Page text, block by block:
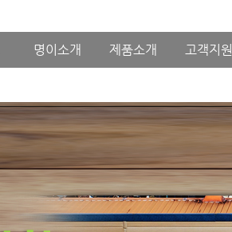
명이소개 제품소개 고객지원